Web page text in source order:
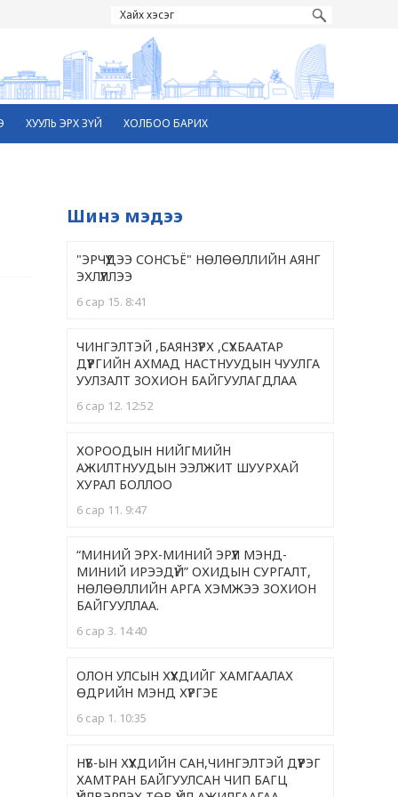
ХУУЛЬ ЭРХ ЗҮЙ ХОЛБОО БАРИХ
Шинэ мэдээ
"ЭРЧҮҮДЭЭ СОНСЪЁ" НӨЛӨӨЛЛИЙН АЯНГ
ЭХЛҮҮЛЛЭЭ
6 сар 15. 8:41
ЧИНГЭЛТЭЙ ,БАЯНЗҮРХ ,CҮХБААТАР
ДҮҮРГИЙН АХМАД НАСТНУУДЫН ЧУУЛГА
УУЛЗАЛТ ЗОХИОН БАЙГУУЛАГДЛАА
6 сар 12. 12:52
ХОРООДЫН НИЙГМИЙН
АЖИЛТНУУДЫН ЭЭЛЖИТ ШУУРХАЙ
ХУРАЛ БОЛЛОО
6 сар 11. 9:47
“МИНИЙ ЭРХ-МИНИЙ ЭРҮҮЛ МЭНД-
МИНИЙ ИРЭЭДҮЙ” ОХИДЫН СУРГАЛТ,
НӨЛӨӨЛЛИЙН АРГА ХЭМЖЭЭ ЗОХИОН
БАЙГУУЛЛАА.
6 сар 3. 14:40
ОЛОН УЛСЫН ХҮҮХДИЙГ ХАМГААЛАХ
ӨДРИЙН МЭНД ХҮРГЭЕ
6 сар 1. 10:35
НҮБ-ЫН ХҮҮХДИЙН САН,ЧИНГЭЛТЭЙ ДҮҮРЭГ
ХАМТРАН БАЙГУУЛСАН ЧИП БАГЦ